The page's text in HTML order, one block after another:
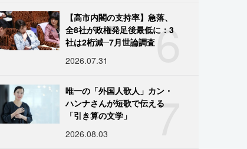
6
【高市内閣の支持率】急落、
全8社が政権発足後最低に：3
社は2桁減─7月世論調査
2026.07.31
7
唯一の「外国人歌人」カン・
ハンナさんが短歌で伝える
「引き算の文学」
2026.08.03